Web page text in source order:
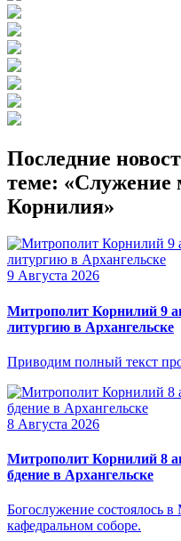
Последние
теме: «Служение
Корнилия»
9 Августа 2026
Митрополит Корнилий 9
литургию в Архангельске
Приводим полный текст
8 Августа 2026
Митрополит Корнилий 8
бдение в Архангельске
Богослужение состоялось
кафедральном соборе.